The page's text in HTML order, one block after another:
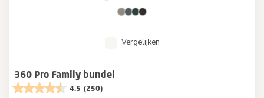
Vergelijken
360 Pro Family bundel
4.5 (250)